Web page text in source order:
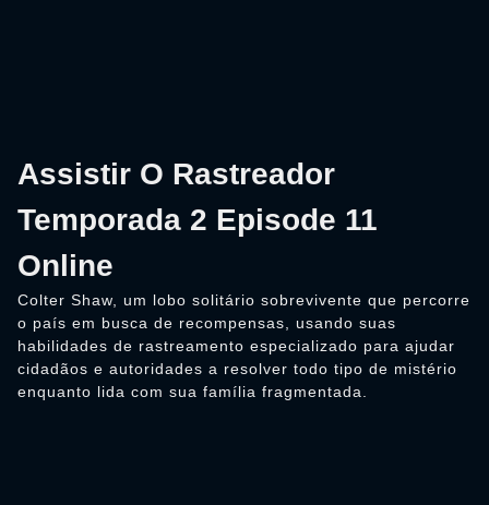
Assistir O Rastreador
Temporada 2 Episode 11
Online
Colter Shaw, um lobo solitário sobrevivente que percorre
o país em busca de recompensas, usando suas
habilidades de rastreamento especializado para ajudar
cidadãos e autoridades a resolver todo tipo de mistério
enquanto lida com sua família fragmentada.